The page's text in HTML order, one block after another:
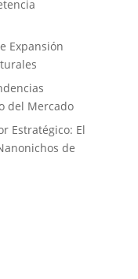
Expansión
del Mercado
Estratégico: El
de